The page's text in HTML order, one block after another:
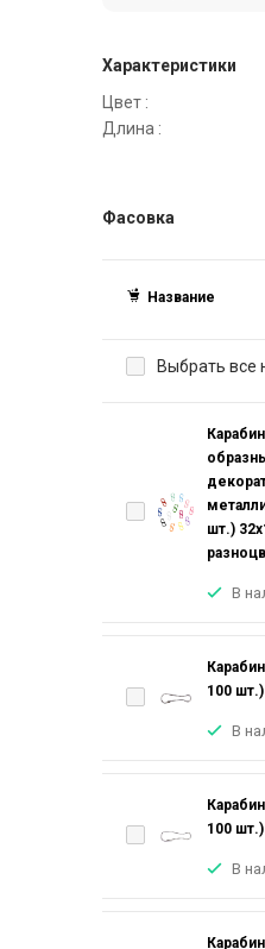
Характеристики
Цвет :
Длина :
Фасовка
Название
Выбрать все
шт.)
В
100
В
100
В